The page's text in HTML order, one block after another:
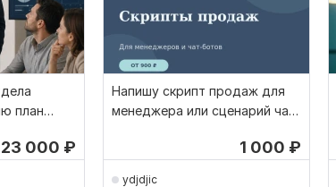
план
23 000 ₽
Напишу скрипт продаж для
менеджера или сценарий чат-
1 000 ₽
ydjdjic